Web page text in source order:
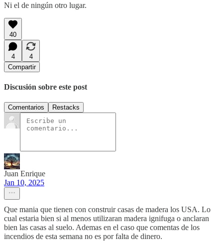
Ni el de ningún otro lugar.
40
4
4
Compartir
Discusión sobre este post
Comentarios Restacks
Juan Enrique
Jan 10, 2025
Que mania que tienen con construir casas de madera los USA. Lo
cual estaria bien si al menos utilizaran madera ignifuga o anclaran
bien las casas al suelo. Ademas en el caso que comentas de los
incendios de esta semana no es por falta de dinero.